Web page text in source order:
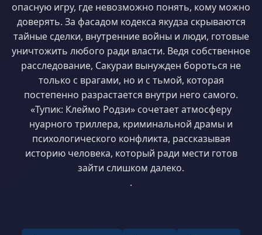
опасную игру, где невозможно понять, кому можно
доверять. За фасадом кодекса якудза скрываются
тайные сделки, внутренние войны и люди, готовые
уничтожить любого ради власти. Ведя собственное
расследование, Сакураи вынужден бороться не
только с врагами, но и с тьмой, которая
постепенно разрастается внутри него самого.
«Тупик: Клеймо Родзи» сочетает атмосферу
нуарного триллера, криминальной драмы и
психологического конфликта, рассказывая
историю человека, который ради мести готов
зайти слишком далеко.
.